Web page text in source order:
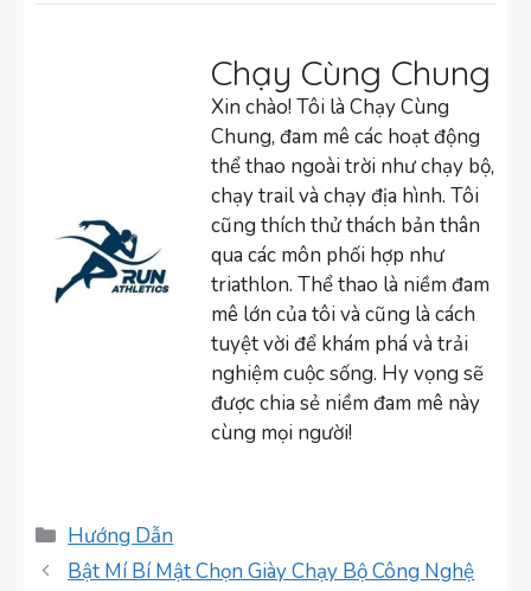
Chạy Cùng Chung
Xin chào! Tôi là Chạy Cùng
Chung, đam mê các hoạt động
thể thao ngoài trời như chạy bộ,
chạy trail và chạy địa hình. Tôi
cũng thích thử thách bản thân
qua các môn phối hợp như
triathlon. Thể thao là niềm đam
mê lớn của tôi và cũng là cách
tuyệt vời để khám phá và trải
nghiệm cuộc sống. Hy vọng sẽ
được chia sẻ niềm đam mê này
cùng mọi người!
Danh
mục
Hướng Dẫn
Bật Mí Bí Mật Chọn Giày Chạy Bộ Công Nghệ